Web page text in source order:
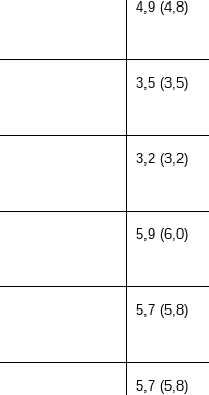
4,9 (4,8)
3,5 (3,5)
3,2 (3,2)
5,9 (6,0)
5,7 (5,8)
5,7 (5,8)